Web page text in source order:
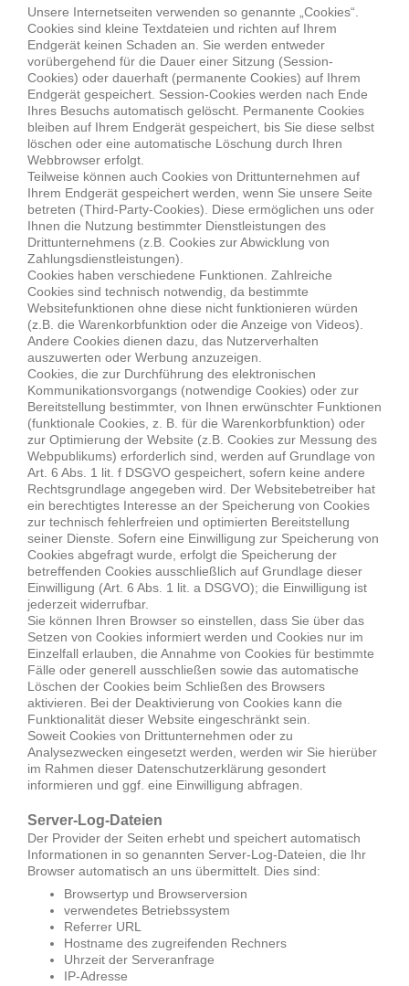
Unsere Internetseiten verwenden so genannte „Cookies“.
Cookies sind kleine Textdateien und richten auf Ihrem
Endgerät keinen Schaden an. Sie werden entweder
vorübergehend für die Dauer einer Sitzung (Session-
Cookies) oder dauerhaft (permanente Cookies) auf Ihrem
Endgerät gespeichert. Session-Cookies werden nach Ende
Ihres Besuchs automatisch gelöscht. Permanente Cookies
bleiben auf Ihrem Endgerät gespeichert, bis Sie diese selbst
löschen oder eine automatische Löschung durch Ihren
Webbrowser erfolgt.
Teilweise können auch Cookies von Drittunternehmen auf
Ihrem Endgerät gespeichert werden, wenn Sie unsere Seite
betreten (Third-Party-Cookies). Diese ermöglichen uns oder
Ihnen die Nutzung bestimmter Dienstleistungen des
Drittunternehmens (z.B. Cookies zur Abwicklung von
Zahlungsdienstleistungen).
Cookies haben verschiedene Funktionen. Zahlreiche
Cookies sind technisch notwendig, da bestimmte
Websitefunktionen ohne diese nicht funktionieren würden
(z.B. die Warenkorbfunktion oder die Anzeige von Videos).
Andere Cookies dienen dazu, das Nutzerverhalten
auszuwerten oder Werbung anzuzeigen.
Cookies, die zur Durchführung des elektronischen
Kommunikationsvorgangs (notwendige Cookies) oder zur
Bereitstellung bestimmter, von Ihnen erwünschter Funktionen
(funktionale Cookies, z. B. für die Warenkorbfunktion) oder
zur Optimierung der Website (z.B. Cookies zur Messung des
Webpublikums) erforderlich sind, werden auf Grundlage von
Art. 6 Abs. 1 lit. f DSGVO gespeichert, sofern keine andere
Rechtsgrundlage angegeben wird. Der Websitebetreiber hat
ein berechtigtes Interesse an der Speicherung von Cookies
zur technisch fehlerfreien und optimierten Bereitstellung
seiner Dienste. Sofern eine Einwilligung zur Speicherung von
Cookies abgefragt wurde, erfolgt die Speicherung der
betreffenden Cookies ausschließlich auf Grundlage dieser
Einwilligung (Art. 6 Abs. 1 lit. a DSGVO); die Einwilligung ist
jederzeit widerrufbar.
Sie können Ihren Browser so einstellen, dass Sie über das
Setzen von Cookies informiert werden und Cookies nur im
Einzelfall erlauben, die Annahme von Cookies für bestimmte
Fälle oder generell ausschließen sowie das automatische
Löschen der Cookies beim Schließen des Browsers
aktivieren. Bei der Deaktivierung von Cookies kann die
Funktionalität dieser Website eingeschränkt sein.
Soweit Cookies von Drittunternehmen oder zu
Analysezwecken eingesetzt werden, werden wir Sie hierüber
im Rahmen dieser Datenschutzerklärung gesondert
informieren und ggf. eine Einwilligung abfragen.
Server-Log-Dateien
Der Provider der Seiten erhebt und speichert automatisch
Informationen in so genannten Server-Log-Dateien, die Ihr
Browser automatisch an uns übermittelt. Dies sind:
Browsertyp und Browserversion
verwendetes Betriebssystem
Referrer URL
Hostname des zugreifenden Rechners
Uhrzeit der Serveranfrage
IP-Adresse